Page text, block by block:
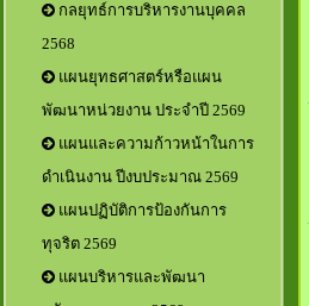
กลยุทธ์การบริหารงานบุคคล
2568
แผนยุทธศาสตร์หรือแผน
พัฒนาหน่วยงาน ประจำปี 2569
แผนและความก้าวหน้าในการ
ดำเนินงาน ปีงบประมาณ 2569
แผนปฏิบัติการป้องกันการ
ทุจริต 2569
แผนบริหารและพัฒนา